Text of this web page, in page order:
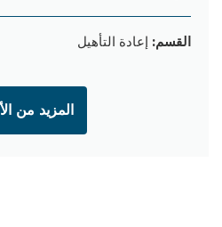
القسم: إعادة التأهيل
المزيد من